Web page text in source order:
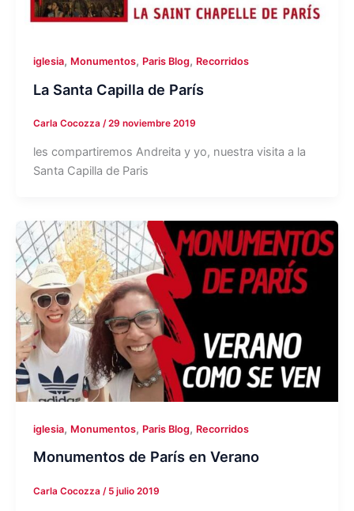
iglesia, Monumentos, Paris Blog, Recorridos
La Santa Capilla de París
Carla Cocozza /29 noviembre 2019
les compartiremos Andreita y yo, nuestra visita a la
Santa Capilla de Paris
iglesia, Monumentos, Paris Blog, Recorridos
Monumentos de París en Verano
Carla Cocozza / 5 julio 2019